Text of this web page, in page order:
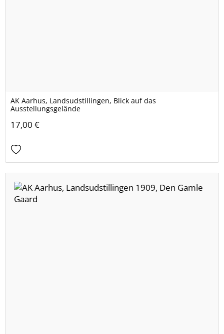
AK Aarhus, Landsudstillingen, Blick auf das
Ausstellungsgelände
17,00 €